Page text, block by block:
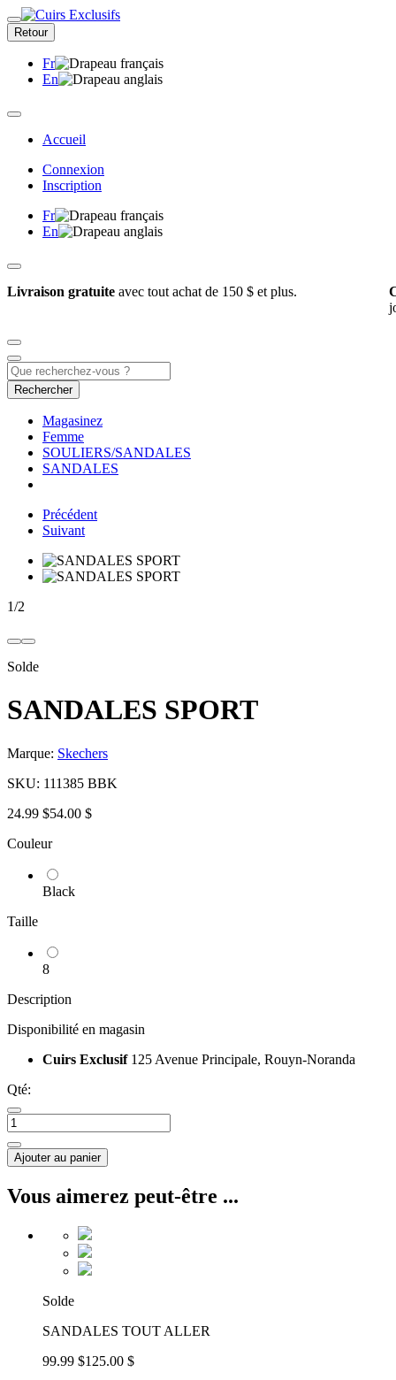
Retour
Fr
En
Accueil
Connexion
Inscription
Fr
En
Livraison gratuite avec tout achat de 150 $ et plus.
Rechercher
Magasinez
Femme
SOULIERS/SANDALES
SANDALES
Précédent
Suivant
1/2
Solde
SANDALES SPORT
Marque: Skechers
SKU: 111385 BBK
24.99 $54.00 $
Couleur
Black
Taille
8
Description
Disponibilité en magasin
Cuirs Exclusif 125 Avenue Principale, Rouyn-Noranda
Qté:
Ajouter au panier
Vous aimerez peut-être ...
Solde
SANDALES TOUT ALLER
99.99 $125.00 $